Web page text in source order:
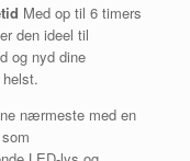
Med op til 6 timers
den ideel til
og nyd dine
nærmeste med en